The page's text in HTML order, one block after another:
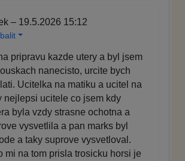
– 19.5.2026 15:12
pripravu kazde utery a byl jsem
nanecisto, urcite bych
Ucitelka na matiku a ucitel na
nejlepsi ucitele co jsem kdy
byla vzdy strasne ochotna a
vysvetlila a pan marks byl
a taky suprove vysvetloval.
mi na tom prisla trosicku horsi je